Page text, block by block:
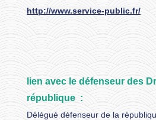
http://www.service-public.fr/
lien avec le défenseur des
république :
Délégué défenseur de la